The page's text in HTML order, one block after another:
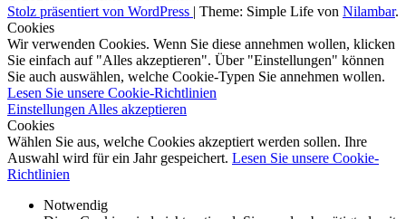
Stolz präsentiert von WordPress | Theme: Simple Life von Nilambar.
Cookies
Wir verwenden Cookies. Wenn Sie diese annehmen wollen, klicken
Sie einfach auf "Alles akzeptieren". Über "Einstellungen" können
Sie auch auswählen, welche Cookie-Typen Sie annehmen wollen.
Lesen Sie unsere Cookie-Richtlinien
Einstellungen Alles akzeptieren
Cookies
Wählen Sie aus, welche Cookies akzeptiert werden sollen. Ihre
Auswahl wird für ein Jahr gespeichert. Lesen Sie unsere Cookie-
Richtlinien
Notwendig